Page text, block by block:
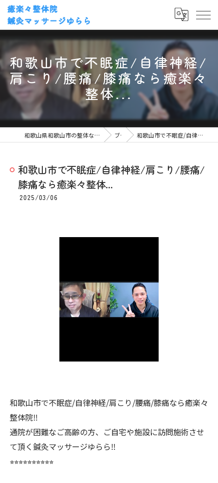
和歌山市で不眠症/自律神経/
肩こり/腰痛/膝痛なら癒楽々
整体...
和歌山県和歌山市の整体なら癒楽々整体院・鍼灸マッサージゆらら ブログ 和歌山市で不眠症/自律神経/肩こり/腰痛/膝痛なら癒楽々整体...
和歌山市で不眠症/自律神経/肩こり/腰痛/
膝痛なら癒楽々整体...
2025/03/06
和歌山市で不眠症/自律神経/肩こり/腰痛/膝痛なら癒楽々
整体院‼️
通院が困難なご高齢の方、ご自宅や施設に訪問施術させ
て頂く鍼灸マッサージゆらら‼️
⭐︎⭐︎⭐︎⭐︎⭐︎⭐︎⭐︎⭐︎⭐︎⭐︎